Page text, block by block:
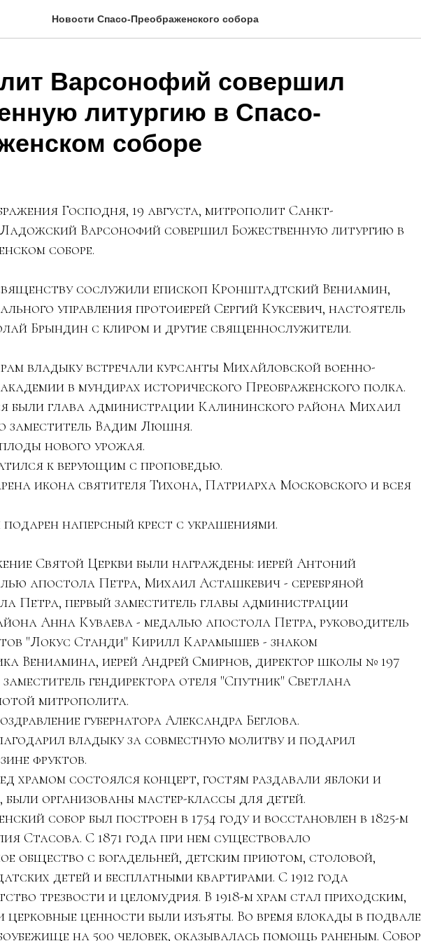
Новости Спасо-Преображенского собора
Варсонофий совершил
литургию в Спасо-
соборе
Господня, 19 августа, митрополит Санкт-
Ладожский Варсонофий совершил Божественную литургию в
соборе.
сослужили епископ Кронштадтский Вениамин,
управления протоиерей Сергий Куксевич, настоятель
Брындин с клиром и другие священнослужители.
владыку встречали курсанты Михайловской военно-
в мундирах исторического Преображенского полка.
были глава администрации Калининского района Михаил
заместитель Вадим Люшня.
нового урожая.
к верующим с проповедью.
икона святителя Тихона, Патриарха Московского и всея
наперсный крест с украшениями.
Святой Церкви были награждены: иерей Антоний
апостола Петра, Михаил Асташкевич - серебряной
Петра, первый заместитель главы администрации
Анна Куваева - медалью апостола Петра, руководитель
"Локус Станди" Кирилл Карамышев - знаком
Вениамина, иерей Андрей Смирнов, директор школы № 197
гендиректора отеля "Спутник" Светлана
митрополита.
губернатора Александра Беглова.
владыку за совместную молитву и подарил
фруктов.
храмом состоялся концерт, гостям раздавали яблоки и
были организованы мастер-классы для детей.
собор был построен в 1754 году и восстановлен в 1825-м
Стасова. С 1871 года при нем существовало
общество с богадельней, детским приютом, столовой,
детей и бесплатными квартирами. С 1912 года
трезвости и целомудрия. В 1918-м храм стал приходским,
церковные ценности были изъяты. Во время блокады в подвале
на 500 человек, оказывалась помощь раненым. Собор